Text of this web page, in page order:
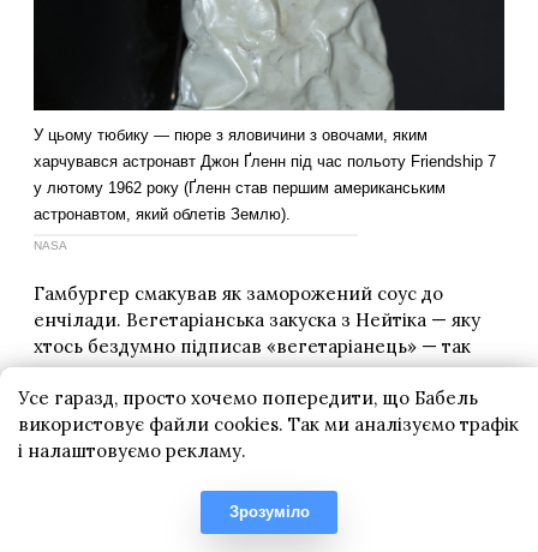
Усе гаразд, просто хочемо попередити, що Бабель
використовує файли cookies. Так ми аналізуємо трафік
і налаштовуємо рекламу.
Зрозуміло